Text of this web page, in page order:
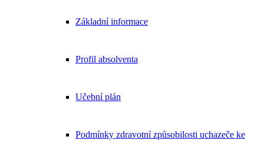
Základní informace
Profil absolventa
Učební plán
Podmínky zdravotní způsobilosti uchazeče ke